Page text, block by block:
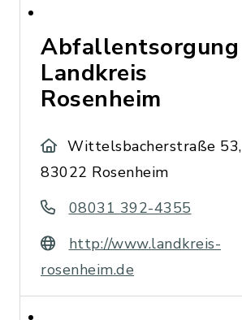
Abfallentsorgung
Landkreis
Rosenheim
Wittelsbacherstraße 53,
83022 Rosenheim
08031 392-4355
http://www.landkreis-
rosenheim.de